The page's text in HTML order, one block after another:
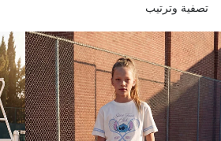
تصفية وترتيب